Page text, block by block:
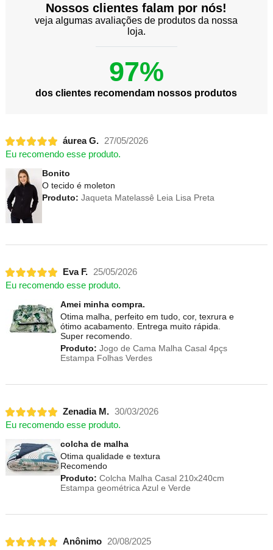
Nossos clientes falam por nós!
veja algumas avaliações de produtos da nossa
loja.
97%
dos clientes recomendam nossos produtos
áurea G. 27/05/2026
Eu recomendo esse produto.
Bonito
O tecido é moleton
Produto: Jaqueta Matelassê Leia Lisa Preta
Eva F. 25/05/2026
Eu recomendo esse produto.
Amei minha compra.
Otima malha, perfeito em tudo, cor, texrura e
ótimo acabamento. Entrega muito rápida.
Super recomendo.
Produto: Jogo de Cama Malha Casal 4pçs
Estampa Folhas Verdes
Zenadia M. 30/03/2026
Eu recomendo esse produto.
colcha de malha
Otima qualidade e textura
Recomendo
Produto: Colcha Malha Casal 210x240cm
Estampa geométrica Azul e Verde
Anônimo 20/08/2025